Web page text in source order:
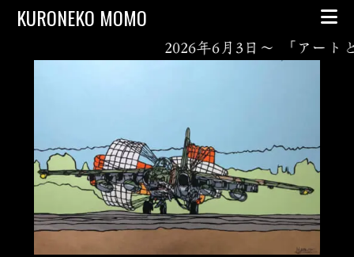
KURONEKO MOMO
2026年6月3日～ 「アート